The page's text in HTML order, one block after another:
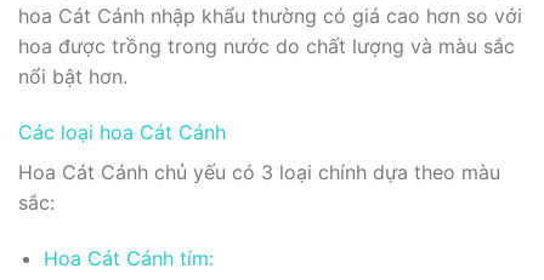
hoa Cát Cánh nhập khẩu thường có giá cao hơn so với
hoa được trồng trong nước do chất lượng và màu sắc
nổi bật hơn.
Các loại hoa Cát Cánh
Hoa Cát Cánh chủ yếu có 3 loại chính dựa theo màu
sắc:
Hoa Cát Cánh tím: